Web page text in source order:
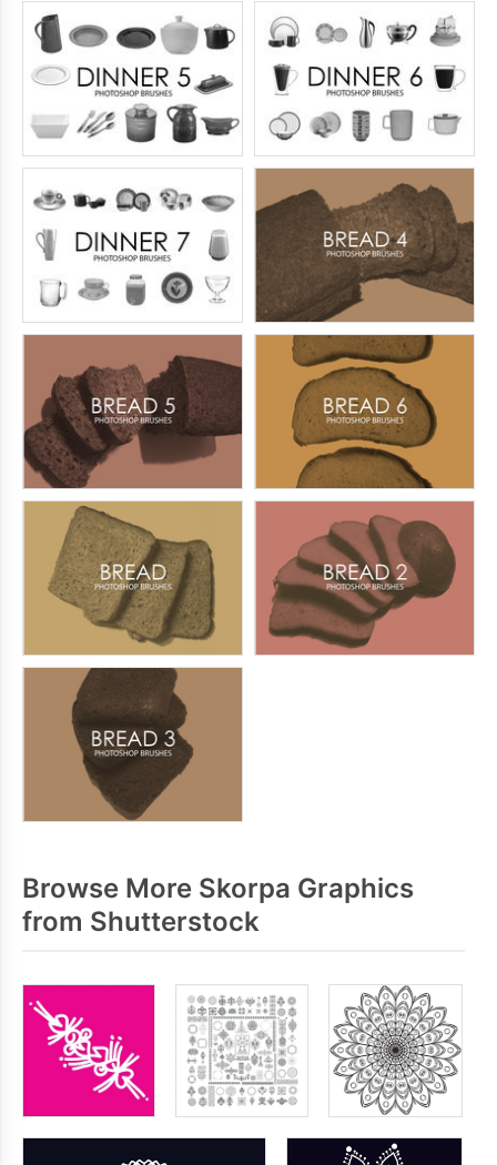
Browse More Skorpa Graphics
from Shutterstock